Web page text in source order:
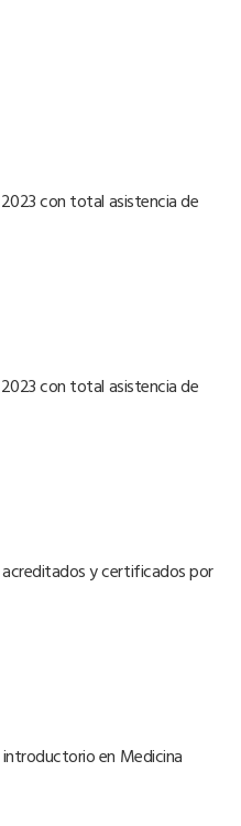
con total asistencia de
con total asistencia de
y certificados por
en Medicina